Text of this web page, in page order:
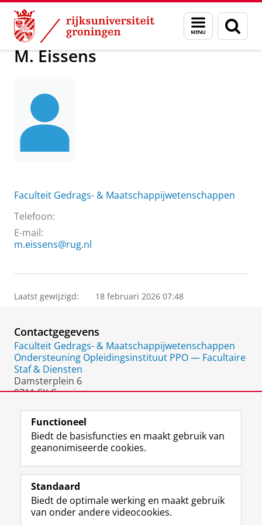
Skip
Content
Skip
Navigation
Menu
en
zoeken
Over ons M. Eissens
M. Eissens
Faculteit Gedrags- & Maatschappijwetenschappen
Telefoon:
E-mail:
m.eissens@rug.nl
Laatst gewijzigd: 18 februari 2026 07:48
Contactgegevens
Faculteit Gedrags- & Maatschappijwetenschappen
Ondersteuning Opleidingsinstituut PPO — Facultaire
Staf & Diensten
Damsterplein 6
9711 SX Groningen
Volg de RUG
F
a
e
b
L
i
k
e
R
S
-
f
I
n
t
Y
o
T
Studiekiezers
Functioneel
Biedt de basisfuncties en maakt gebruik van
geanonimiseerde cookies.
Standaard
Biedt de optimale werking en maakt gebruik
van onder andere videocookies.